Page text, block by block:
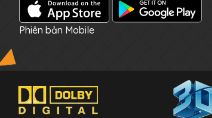
Phiên bản Mobile